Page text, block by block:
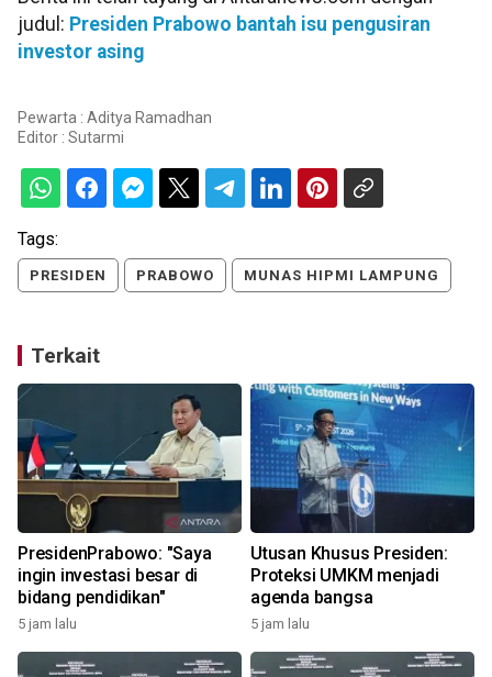
judul: Presiden Prabowo bantah isu pengusiran
investor asing
Pewarta : Aditya Ramadhan
Editor : Sutarmi
Tags:
PRESIDEN PRABOWO MUNAS HIPMI LAMPUNG
Terkait
PresidenPrabowo: "Saya
ingin investasi besar di
bidang pendidikan"
5 jam lalu
Utusan Khusus Presiden:
Proteksi UMKM menjadi
agenda bangsa
5 jam lalu